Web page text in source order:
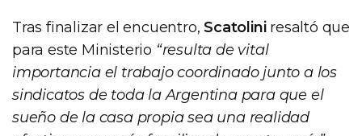
Tras finalizar el encuentro,Scatoliniresaltó que
para este Ministerio “resulta de vital
importancia el trabajo coordinado junto a los
sindicatos de toda la Argentina para que el
sueño de la casa propia sea una realidad